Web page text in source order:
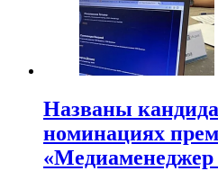
Названы
номинациях
«Медиаменеджер